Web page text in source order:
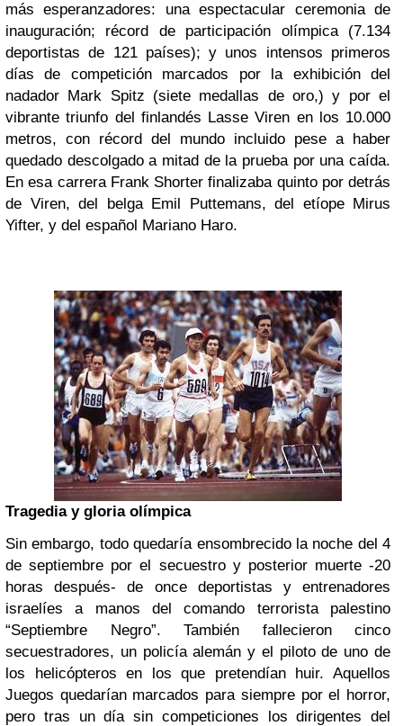
más esperanzadores: una espectacular ceremonia de
inauguración; récord de participación olímpica (7.134
deportistas de 121 países); y unos intensos primeros
días de competición marcados por la exhibición del
nadador Mark Spitz (siete medallas de oro,) y por el
vibrante triunfo del finlandés Lasse Viren en los 10.000
metros, con récord del mundo incluido pese a haber
quedado descolgado a mitad de la prueba por una caída.
En esa carrera Frank Shorter finalizaba quinto por detrás
de Viren, del belga Emil Puttemans, del etíope Mirus
Yifter, y del español Mariano Haro.
Tragedia y gloria olímpica
Sin embargo, todo quedaría ensombrecido la noche del 4
de septiembre por el secuestro y posterior muerte -20
horas después- de once deportistas y entrenadores
israelíes a manos del comando terrorista palestino
“Septiembre Negro”. También fallecieron cinco
secuestradores, un policía alemán y el piloto de uno de
los helicópteros en los que pretendían huir. Aquellos
Juegos quedarían marcados para siempre por el horror,
pero tras un día sin competiciones los dirigentes del